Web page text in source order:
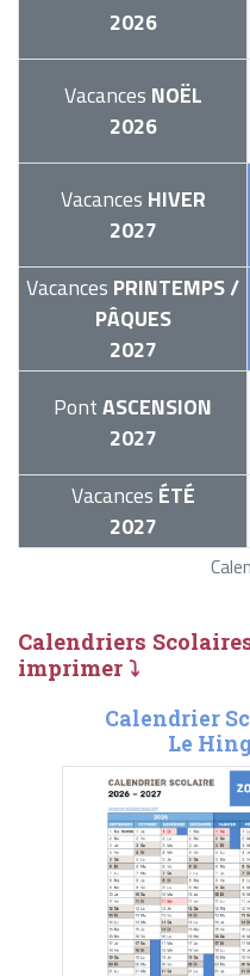
2026
Vacances NOËL
2026
Vacances HIVER
2027
Vacances PRINTEMPS /
PÂQUES
2027
PontASCENSION
2027
Vacances ÉTÉ
2027
Calendriers
imprimer ⤵
Calendrier
Le